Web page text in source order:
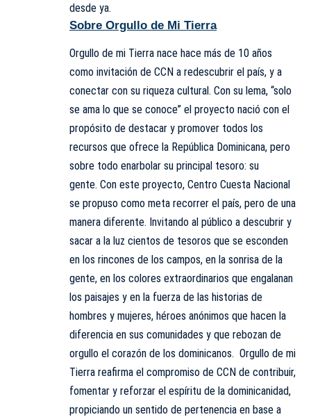
desde ya.
Sobre Orgullo de Mi Tierra
Orgullo de mi Tierra nace hace más de 10 años
como invitación de CCN a redescubrir el país, y a
conectar con su riqueza cultural. Con su lema, “solo
se ama lo que se conoce” el proyecto nació con el
propósito de destacar y promover todos los
recursos que ofrece la República Dominicana, pero
sobre todo enarbolar su principal tesoro: su
gente. Con este proyecto, Centro Cuesta Nacional
se propuso como meta recorrer el país, pero de una
manera diferente. Invitando al público a descubrir y
sacar a la luz cientos de tesoros que se esconden
en los rincones de los campos, en la sonrisa de la
gente, en los colores extraordinarios que engalanan
los paisajes y en la fuerza de las historias de
hombres y mujeres, héroes anónimos que hacen la
diferencia en sus comunidades y que rebozan de
orgullo el corazón de los dominicanos. Orgullo de mi
Tierra reafirma el compromiso de CCN de contribuir,
fomentar y reforzar el espíritu de la dominicanidad,
propiciando un sentido de pertenencia en base a